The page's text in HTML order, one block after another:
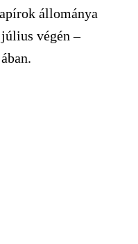
állománya
végén –